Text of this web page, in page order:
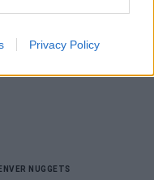
Privacy Policy
NUGGETS